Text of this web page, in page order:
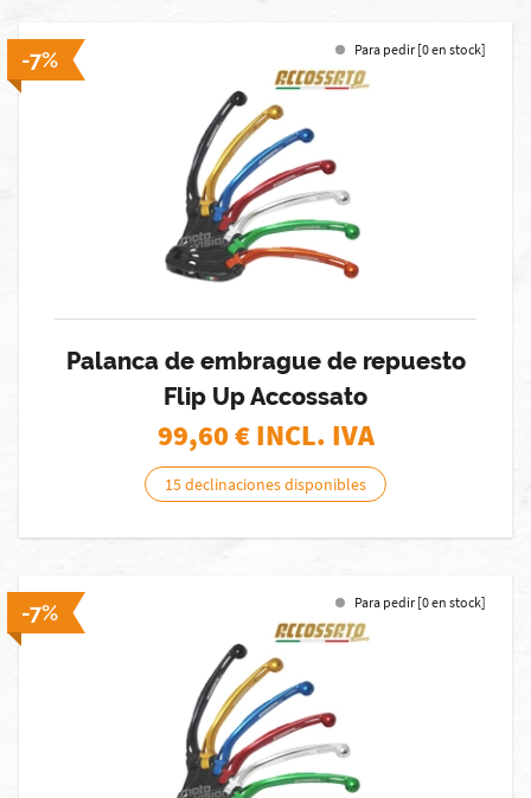
-7% Para pedir [0 en stock]
Palanca de embrague de repuesto
Flip Up Accossato
99,60€ INCL. IVA
15 declinaciones disponibles
-7% Para pedir [0 en stock]